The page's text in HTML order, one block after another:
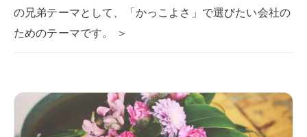
の兄弟テーマとして、「かっこよさ」で選びたい会社の
ためのテーマです。 ＞